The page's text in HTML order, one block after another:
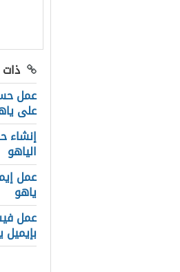
عمل
على
الياهو
عمل
ياهو
عمل
بإيميل